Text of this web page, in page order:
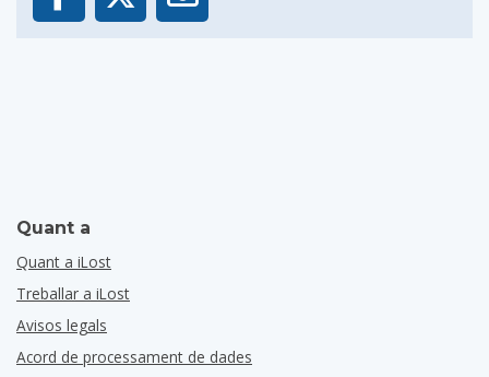
Quant a
Quant a iLost
Treballar a iLost
Avisos legals
Acord de processament de dades